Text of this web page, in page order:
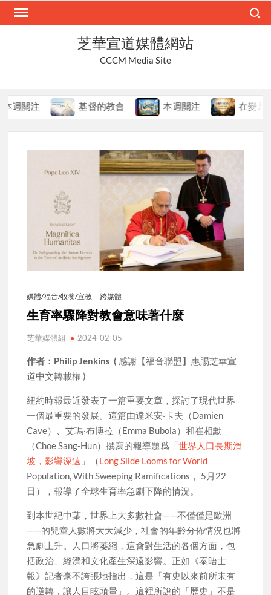
Skip
芝華宣道媒體網站
CCCM Media Site
注 基督的教會 本週關注 在變局中持守
媒體/福音/牧養/宣教 跨媒體
生育率驟降對教會意味著什麼
芝華媒體組 2024-02-05
作者：Philip Jenkins ( 感謝【福音聯盟】惠賜芝華宣
道中文轉載權 )
紐約時報最近發表了一篇重要文章，探討了現代世界
一個最重要的發展。這篇由達米安·卡夫（Damien
Cave）、艾瑪·布博拉（Emma Bubola）和崔相勳
（Choe Sang-Hun）撰寫的報導題爲「世界人口長期滑
坡，影響深遠 」（Long Slide Looms for World
Population, With Sweeping Ramifications， 5月22
日），報導了全球生育率急劇下降的情況。
到本世紀中葉，世界上大多數社會——不僅僅是歐洲
——的兒童人數將大大減少，社會的年齡分佈情況也將
急劇上升。人口將萎縮，這會對生活的各個方面，包
括政治、經濟和文化產生深遠影響。正如《泰晤士
報》記者毫不誇張地指出，這是「有史以來前所未有
的逆轉，讓人目眩頭暈」。這裡所說的「歷史」不是